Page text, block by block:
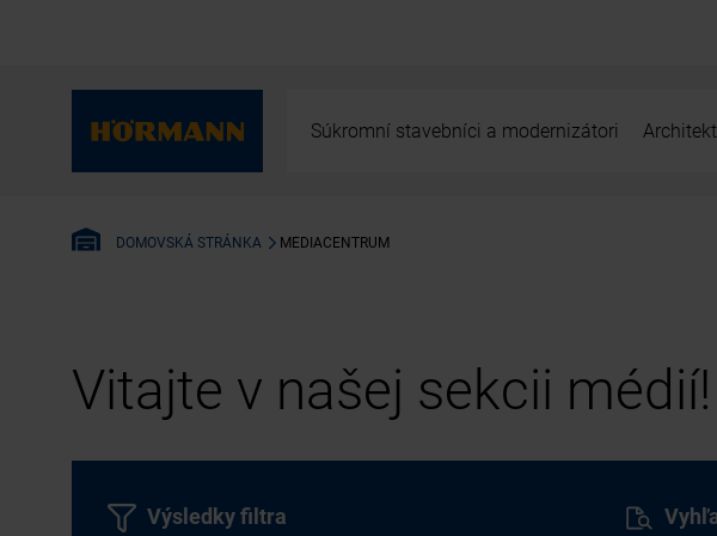
Súkromní stavebníci a modernizátori
DOMOVSKÁ STRÁNKA MEDIACENTRUM
Vitajte v našej sekcii
Výsledky filtra